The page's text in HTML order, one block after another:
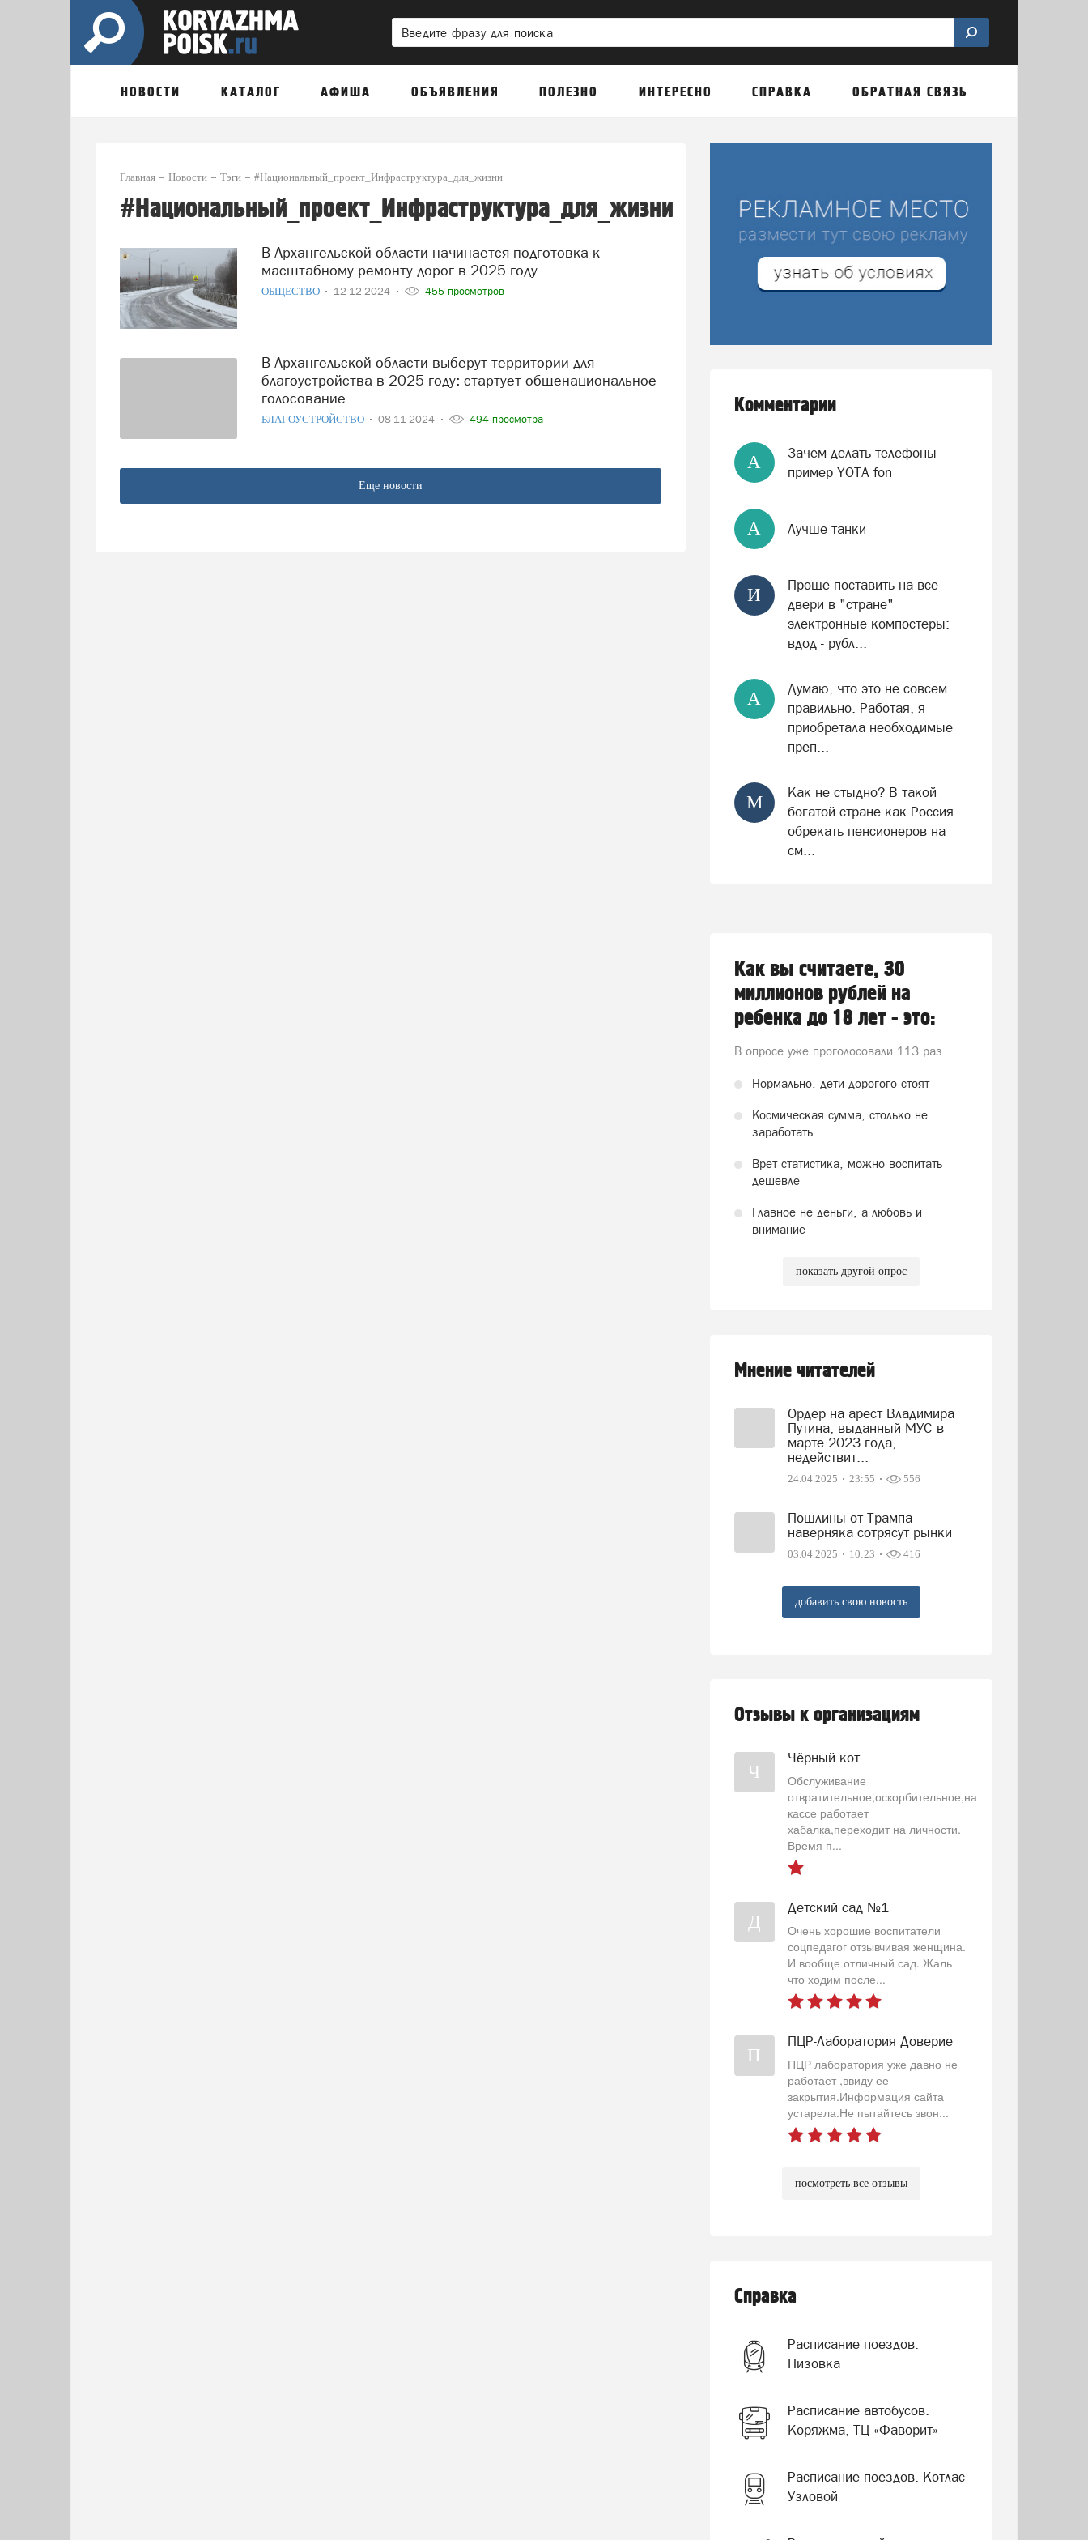
НОВОСТИ КАТАЛОГ АФИША ОБЪЯВЛЕНИЯ ПОЛЕЗНО ИНТЕРЕСНО СПРАВКА ОБРАТНАЯ СВЯЗЬ
Главная Новости Тэги #Национальный_проект_Инфраструктура_для_жизни
#Национальный_проект_Инфраструктура_для_жизни
В Архангельской области начинается подготовка к
масштабному ремонту дорог в 2025 году
ОБЩЕСТВО 12-12-2024 455 просмотров
В Архангельской области выберут территории для
благоустройства в 2025 году: стартует общенациональное
голосование
БЛАГОУСТРОЙСТВО 08-11-2024 494 просмотра
Еще новости
Комментарии
А
Зачем делать телефоны
пример YOTA fon
А Лучше танки
И
Проще поставить на все
двери в "стране"
электронные компостеры:
вдод - рубл...
А
Думаю, что это не совсем
правильно. Работая, я
приобретала необходимые
преп...
М
Как не стыдно? В такой
богатой стране как Россия
обрекать пенсионеров на
см...
Как вы считаете, 30
миллионов рублей на
ребенка до 18 лет - это:
В опросе уже проголосовали 113 раз
Нормально, дети дорогого стоят
Космическая сумма, столько не
заработать
Врет статистика, можно воспитать
дешевле
Главное не деньги, а любовь и
внимание
показать другой опрос
Мнение читателей
Ордер на арест Владимира
Путина, выданный МУС в
марте 2023 года,
недействит...
24.04.2025 23:55 556
Пошлины от Трампа
наверняка сотрясут рынки
03.04.2025 10:23 416
добавить свою новость
Отзывы к организациям
Ч
Чёрный кот
Обслуживание
отвратительное,оскорбительное,на
кассе работает
хабалка,переходит на личности.
Время п...
Д
Детский сад №1
Очень хорошие воспитатели
соцпедагог отзывчивая женщина.
И вообще отличный сад. Жаль
что ходим после...
П
ПЦР-Лаборатория Доверие
ПЦР лаборатория уже давно не
работает ,ввиду ее
закрытия.Информация сайта
устарела.Не пытайтесь звон...
посмотреть все отзывы
Справка
Расписание поездов.
Низовка
Расписание автобусов.
Коряжма, ТЦ «Фаворит»
Расписание поездов. Котлас-
Узловой